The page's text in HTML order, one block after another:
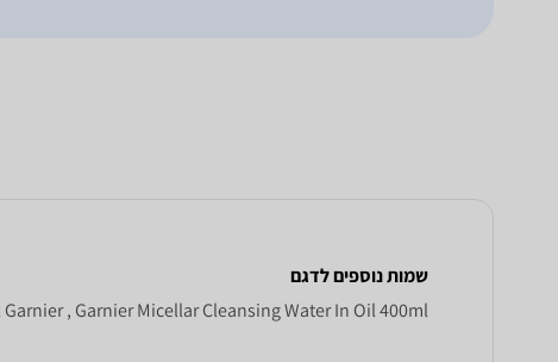
שמות נוספים לדגם
, Garnier Micellar Cleansing Water In Oil 400ml